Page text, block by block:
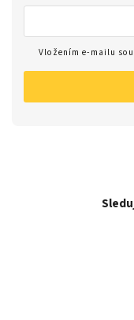
Vložením e-mailu